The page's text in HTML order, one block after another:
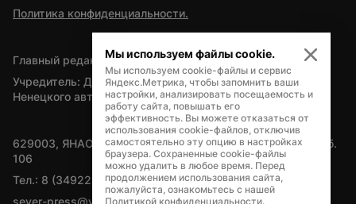
Политика конфиденциальности.
Главный редактор — А.Л. Поздеев
Учредитель: Департамент внутренней политики Ямало-
Ненецкого автономного округа
629003, ЯНАО, Салехард, мкр. Богдана Кнунянца, д.1, каб.
106
Тел.: 8 (34922) 71262
sever-press@yamal-media.ru
Мы используем файлы cookie.
Мы используем cookie-файлы и сервис
Яндекс.Метрика, чтобы запомнить ваши
настройки, анализировать посещаемость и
работу сайта, повышать его
эффективность. Вы можете отказаться от
использования cookie-файлов, отключив
самостоятельно эту опцию в настройках
браузера. Сохраненные cookie-файлы
можно удалить в любое время. Перед
продолжением использования сайта,
пожалуйста, ознакомьтесь с нашей
Политикой конфиденциальности.